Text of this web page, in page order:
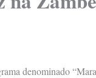
denominado